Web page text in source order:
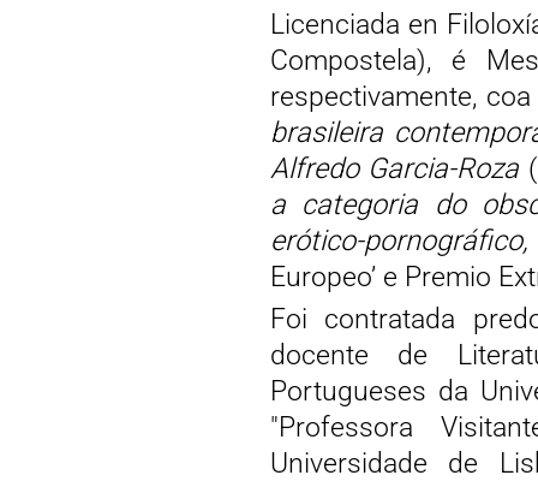
Licenciada en
Compostela), é
respectivamente,
brasileira
Alfredo Garcia-Roza
a categoria do
erótico-
Europeo’ e Premio
Foi contratada
docente de
Portugueses da
"Professora
Universidade de